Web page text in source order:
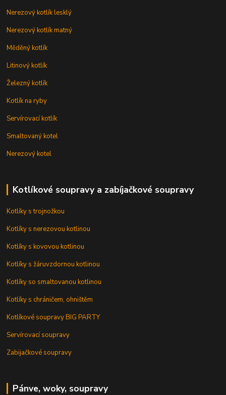
Nerezový kotlík lesklý
Nerezový kotlík matný
Měděný kotlík
Litinový kotlík
Železný kotlík
Kotlík na ryby
Servírovací kotlík
Smaltovaný kotel
Nerezový kotel
Kotlíkové soupravy a zabíjačkové soupravy
Kotlíky s trojnožkou
Kotlíky s nerezovou kotlinou
Kotlíky s kovovou kotlinou
Kotlíky s žáruvzdornou kotlinou
Kotlíky so smaltovanou kotlinou
Kotlíky s chráničem, ohništěm
Kotlíkové soupravy BIG PARTY
Servírovací soupravy
Zabijačkové soupravy
Pánve, woky, soupravy